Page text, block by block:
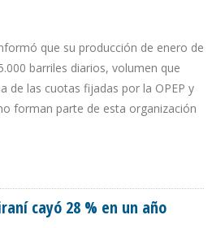
que su producción de enero de
barriles diarios, volumen que
de las cuotas fijadas por la OPEP y
forman parte de esta organización
cayó 28 % en un año